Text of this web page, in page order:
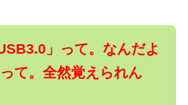
」って。なんだよ
って。全然覚えられん